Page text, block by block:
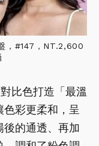
，#147，NT.2,600
比色打造「最溫
彩更柔和，呈
的通透、再加